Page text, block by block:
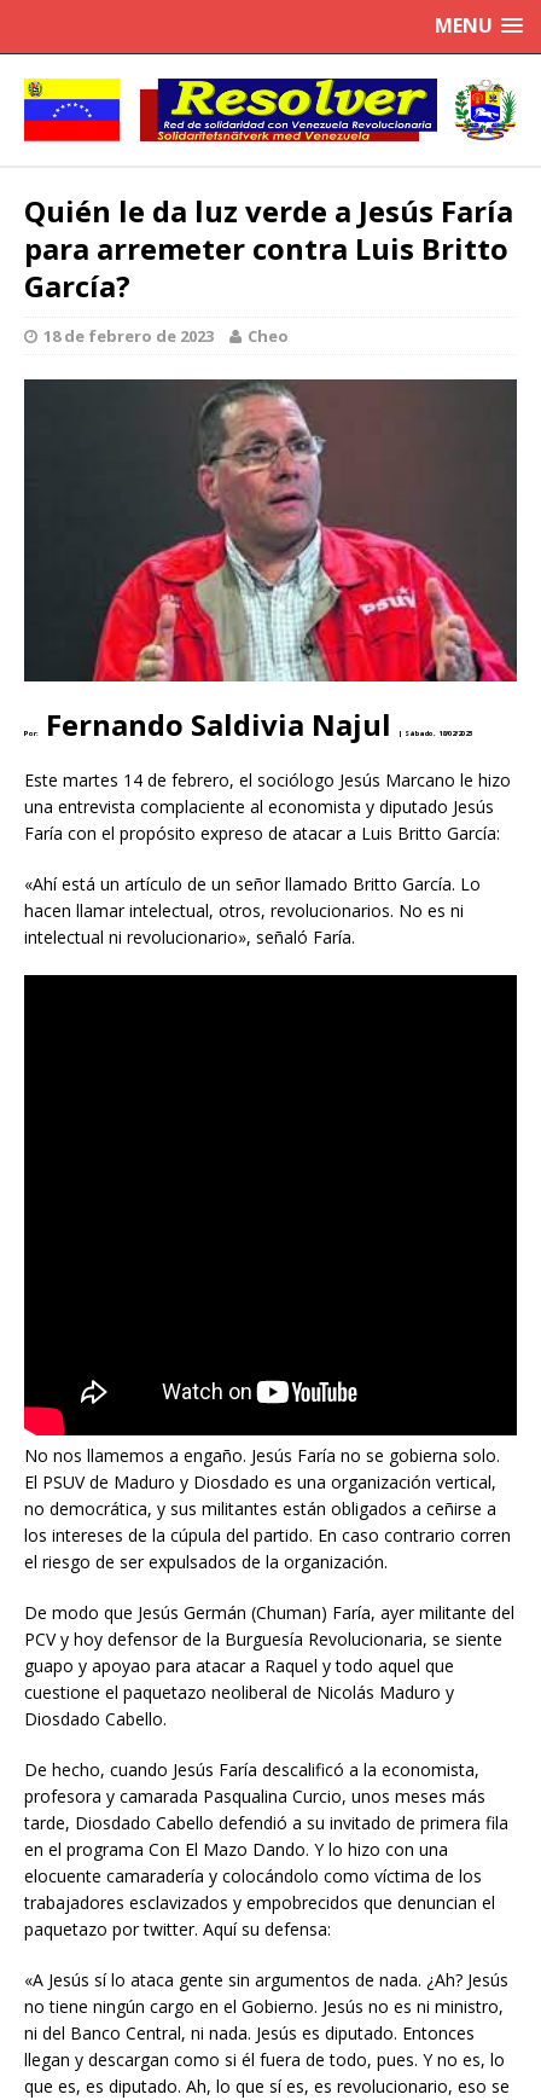
MENU
Quién le da luz verde a Jesús Faría
para arremeter contra Luis Britto
García?
18 de febrero de 2023 Cheo
Por: Fernando Saldivia Najul | Sábado, 18/02/2023
Este martes 14 de febrero, el sociólogo Jesús Marcano le hizo
una entrevista complaciente al economista y diputado Jesús
Faría con el propósito expreso de atacar a Luis Britto García:
«Ahí está un artículo de un señor llamado Britto García. Lo
hacen llamar intelectual, otros, revolucionarios. No es ni
intelectual ni revolucionario», señaló Faría.
No nos llamemos a engaño. Jesús Faría no se gobierna solo.
El PSUV de Maduro y Diosdado es una organización vertical,
no democrática, y sus militantes están obligados a ceñirse a
los intereses de la cúpula del partido. En caso contrario corren
el riesgo de ser expulsados de la organización.
De modo que Jesús Germán (Chuman) Faría, ayer militante del
PCV y hoy defensor de la Burguesía Revolucionaria, se siente
guapo y apoyao para atacar a Raquel y todo aquel que
cuestione el paquetazo neoliberal de Nicolás Maduro y
Diosdado Cabello.
De hecho, cuando Jesús Faría descalificó a la economista,
profesora y camarada Pasqualina Curcio, unos meses más
tarde, Diosdado Cabello defendió a su invitado de primera fila
en el programa Con El Mazo Dando. Y lo hizo con una
elocuente camaradería y colocándolo como víctima de los
trabajadores esclavizados y empobrecidos que denuncian el
paquetazo por twitter. Aquí su defensa:
«A Jesús sí lo ataca gente sin argumentos de nada. ¿Ah? Jesús
no tiene ningún cargo en el Gobierno. Jesús no es ni ministro,
ni del Banco Central, ni nada. Jesús es diputado. Entonces
llegan y descargan como si él fuera de todo, pues. Y no es, lo
que es, es diputado. Ah, lo que sí es, es revolucionario, eso se